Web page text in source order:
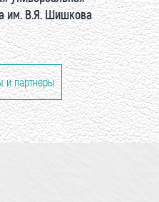
им. В.Я. Шишкова
и партнеры